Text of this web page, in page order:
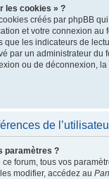
les cookies » ?
créés par phpBB
et votre connexion au
que les indicateurs de
par un administrateur du
ou de déconnexion,
de
paramètres ?
forum, tous vos
modifier, accédez au